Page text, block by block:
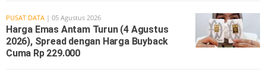
PUSAT DATA | 05 Agustus 2026
Harga Emas Antam Turun (4 Agustus
2026), Spread dengan Harga Buyback
Cuma Rp 229.000